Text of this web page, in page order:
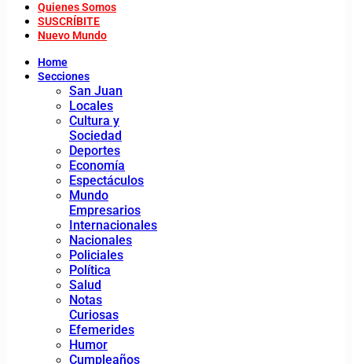
Quienes Somos
SUSCRÍBITE
Nuevo Mundo
Home
Secciones
San Juan
Locales
Cultura y
Sociedad
Deportes
Economía
Espectáculos
Mundo
Empresarios
Internacionales
Nacionales
Policiales
Política
Salud
Notas
Curiosas
Efemerides
Humor
Cumpleaños